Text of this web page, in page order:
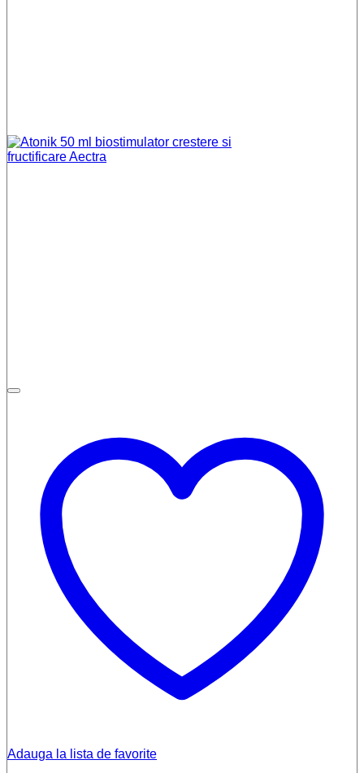
Adauga la lista de favorite